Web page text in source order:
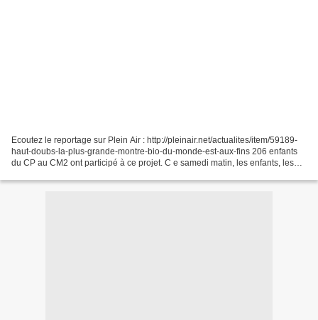
Ecoutez le reportage sur Plein Air : http://pleinair.net/actualites/item/59189-
haut-doubs-la-plus-grande-montre-bio-du-monde-est-aux-fins 206 enfants
du CP au CM2 ont participé à ce projet. C e samedi matin, les enfants, les